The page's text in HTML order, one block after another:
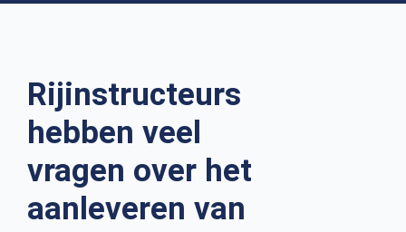
Rijinstructeurs
hebben veel
vragen over het
aanleveren van